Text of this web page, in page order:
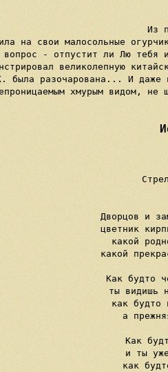
Из
на свои малосольные
вопрос - отпустит ли Лю тебя
великолепную
была разочарована... И даже
хмурым видом,
Дворцов и
цветник
какой
какой
Как будто
ты видишь
как будто
а
Как
и ты
как